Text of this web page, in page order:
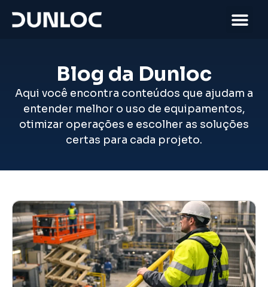
Blog da Dunloc
Aqui você encontra conteúdos que ajudam a
entender melhor o uso de equipamentos,
otimizar operações e escolher as soluções
certas para cada projeto.